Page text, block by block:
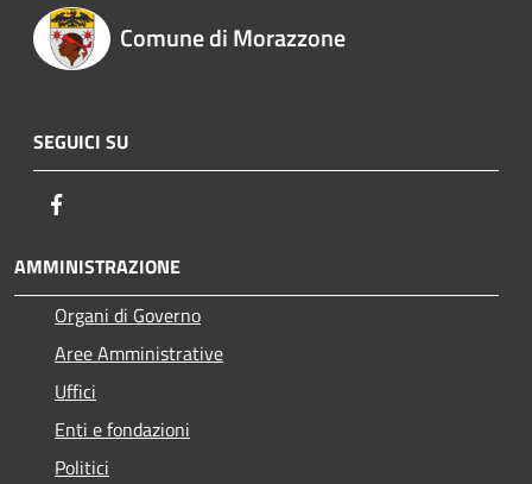
Comune di Morazzone
SEGUICI SU
AMMINISTRAZIONE
Organi di Governo
Aree Amministrative
Uffici
Enti e fondazioni
Politici